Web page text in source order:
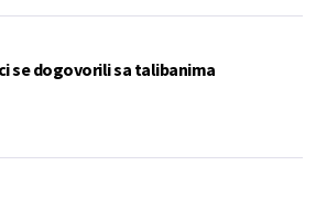
se dogovorili sa talibanima